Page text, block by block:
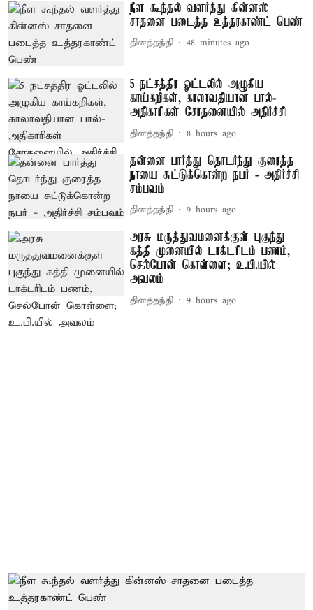
நீள கூந்தல் வளர்த்து கின்னஸ்
சாதனை படைத்த உத்தரகாண்ட் பெண்
தினத்தந்தி 48 minutes ago
5 நட்சத்திர ஓட்டலில் அழுகிய
காய்கறிகள், காலாவதியான பால்-
அதிகாரிகள் சோதனையில் அதிர்ச்சி
தினத்தந்தி 8 hours ago
தன்னை பார்த்து தொடர்ந்து குரைத்த
நாயை சுட்டுக்கொன்ற நபர் - அதிர்ச்சி
சம்பவம்
தினத்தந்தி 9 hours ago
அரசு மருத்துவமனைக்குள் புகுந்து
கத்தி முனையில் டாக்டரிடம் பணம்,
செல்போன் கொள்ளை; உ.பி.யில்
அவலம்
தினத்தந்தி 9 hours ago